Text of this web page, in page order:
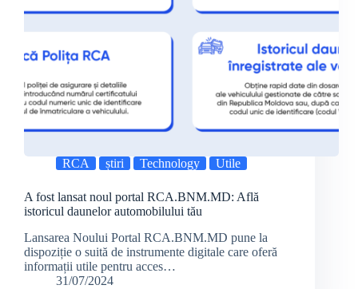
RCA știri Technology Utile
A fost lansat noul portal RCA.BNM.MD: Află
istoricul daunelor automobilului tău
Lansarea Noului Portal RCA.BNM.MD pune la
dispoziție o suită de instrumente digitale care oferă
informații utile pentru acces…
31/07/2024